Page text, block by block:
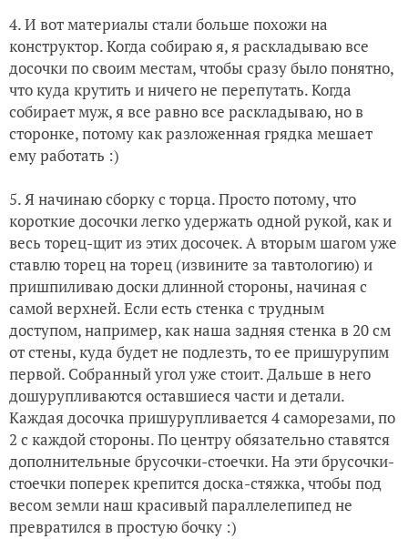
4. И вот материалы стали больше похожи на
конструктор. Когда собираю я, я раскладываю все
досочки по своим местам, чтобы сразу было понятно,
что куда крутить и ничего не перепутать. Когда
собирает муж, я все равно все раскладываю, но в
сторонке, потому как разложенная грядка мешает
ему работать :)
5. Я начинаю сборку с торца. Просто потому, что
короткие досочки легко удержать одной рукой, как и
весь торец-щит из этих досочек. А вторым шагом уже
ставлю торец на торец (извините за тавтологию) и
пришпиливаю доски длинной стороны, начиная с
самой верхней. Если есть стенка с трудным
доступом, например, как наша задняя стенка в 20 см
от стены, куда будет не подлезть, то ее пришурупим
первой. Собранный угол уже стоит. Дальше в него
дошурупливаются оставшиеся части и детали.
Каждая досочка пришурупливается 4 саморезами, по
2 с каждой стороны. По центру обязательно ставятся
дополнительные брусочки-стоечки. На эти брусочки-
стоечки поперек крепится доска-стяжка, чтобы под
весом земли наш красивый параллелепипед не
превратился в простую бочку :)